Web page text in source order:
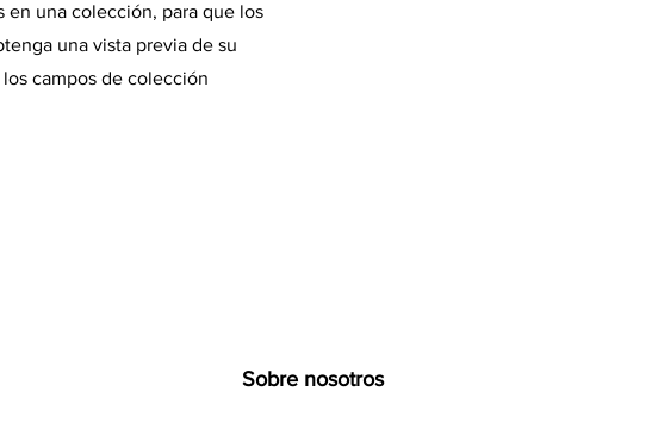
en una colección, para que los
una vista previa de su
campos de colección
Sobre nosotros